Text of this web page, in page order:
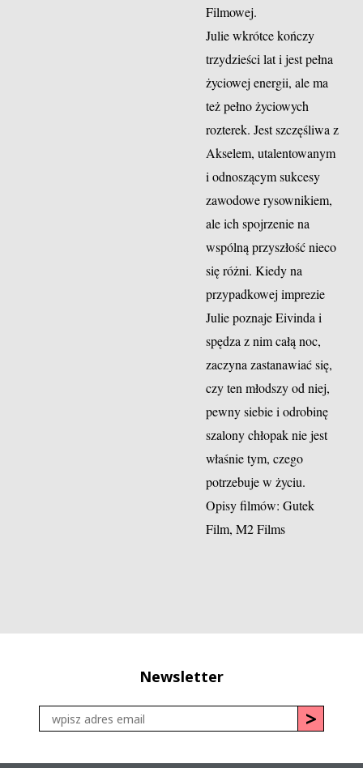
Filmowej.
Julie wkrótce kończy
trzydzieści lat i jest pełna
życiowej energii, ale ma
też pełno życiowych
rozterek. Jest szczęśliwa z
Akselem, utalentowanym
i odnoszącym sukcesy
zawodowe rysownikiem,
ale ich spojrzenie na
wspólną przyszłość nieco
się różni. Kiedy na
przypadkowej imprezie
Julie poznaje Eivinda i
spędza z nim całą noc,
zaczyna zastanawiać się,
czy ten młodszy od niej,
pewny siebie i odrobinę
szalony chłopak nie jest
właśnie tym, czego
potrzebuje w życiu.
Opisy filmów: Gutek
Film, M2 Films
Newsletter